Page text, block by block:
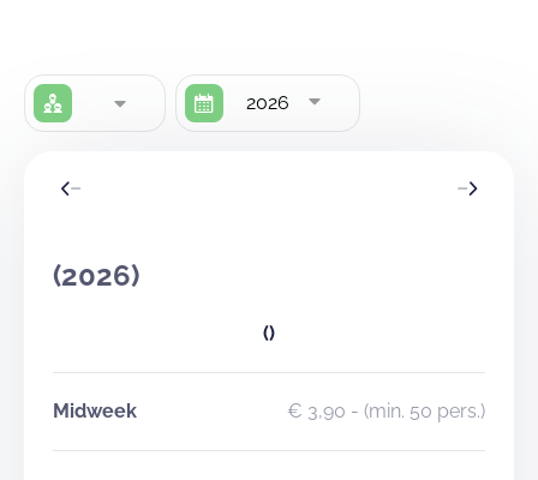
2026
(2026)
()
Midweek € 3,90 - (min. 50 pers.)